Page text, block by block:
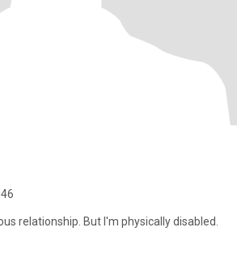
relationship. But I'm physically disabled.